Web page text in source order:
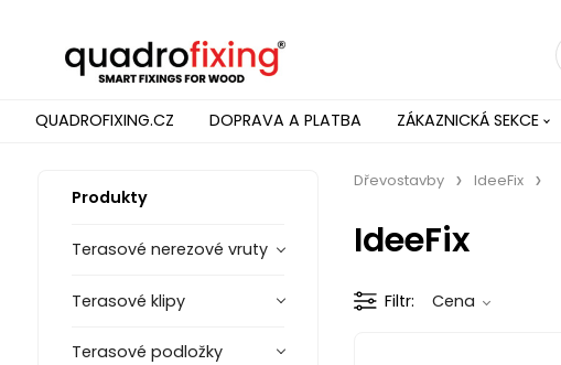
QUADROFIXING.CZ DOPRAVA A PLATBA ZÁKAZNICKÁ SEKCE
Produkty
Terasové nerezové vruty
Terasové klipy
Terasové podložky
Dřevostavby IdeeFix
IdeeFix
Filtr Cena